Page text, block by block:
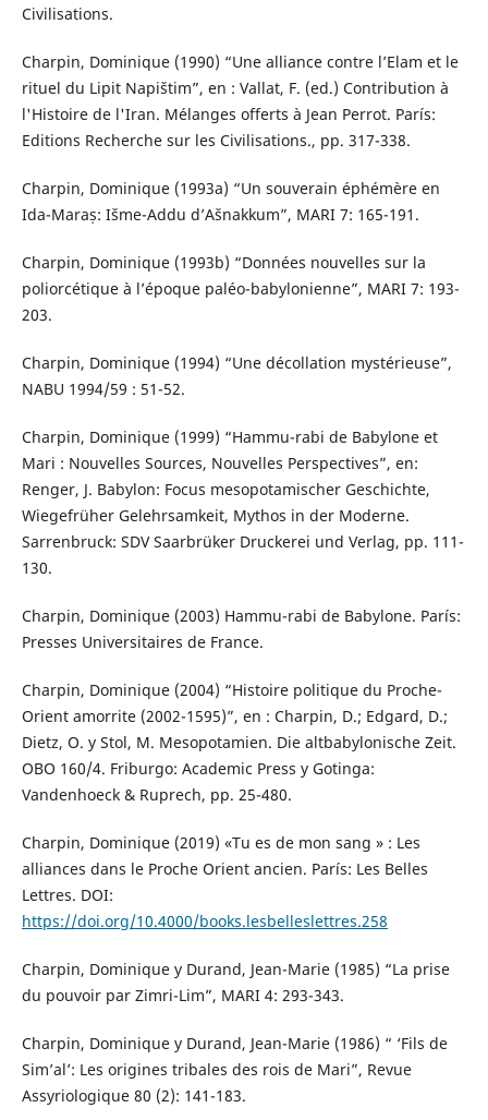
Civilisations.
Charpin, Dominique (1990) “Une alliance contre l’Elam et le
rituel du Lipit Napištim”, en : Vallat, F. (ed.) Contribution à
l'Histoire de l'Iran. Mélanges offerts à Jean Perrot. París:
Editions Recherche sur les Civilisations., pp. 317-338.
Charpin, Dominique (1993a) “Un souverain éphémère en
Ida-Maraṣ: Išme-Addu d’Ašnakkum”, MARI 7: 165-191.
Charpin, Dominique (1993b) “Données nouvelles sur la
poliorcétique à l’époque paléo-babylonienne”, MARI 7: 193-
203.
Charpin, Dominique (1994) “Une décollation mystérieuse”,
NABU 1994/59 : 51-52.
Charpin, Dominique (1999) “Hammu-rabi de Babylone et
Mari : Nouvelles Sources, Nouvelles Perspectives”, en:
Renger, J. Babylon: Focus mesopotamischer Geschichte,
Wiegefrüher Gelehrsamkeit, Mythos in der Moderne.
Sarrenbruck: SDV Saarbrüker Druckerei und Verlag, pp. 111-
130.
Charpin, Dominique (2003) Hammu-rabi de Babylone. París:
Presses Universitaires de France.
Charpin, Dominique (2004) “Histoire politique du Proche-
Orient amorrite (2002-1595)”, en : Charpin, D.; Edgard, D.;
Dietz, O. y Stol, M. Mesopotamien. Die altbabylonische Zeit.
OBO 160/4. Friburgo: Academic Press y Gotinga:
Vandenhoeck & Ruprech, pp. 25-480.
Charpin, Dominique (2019) «Tu es de mon sang » : Les
alliances dans le Proche Orient ancien. París: Les Belles
Lettres. DOI:
https://doi.org/10.4000/books.lesbelleslettres.258
Charpin, Dominique y Durand, Jean-Marie (1985) “La prise
du pouvoir par Zimri-Lim”, MARI 4: 293-343.
Charpin, Dominique y Durand, Jean-Marie (1986) “ ‘Fils de
Sim’al’: Les origines tribales des rois de Mari”, Revue
Assyriologique 80 (2): 141-183.